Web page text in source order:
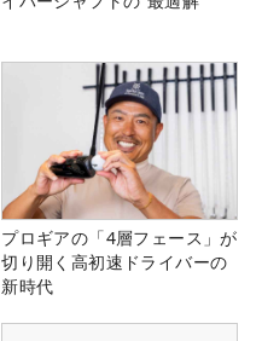
プロギアの「4層フェース」が
切り開く高初速ドライバーの
新時代